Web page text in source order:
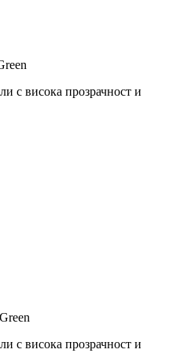
с висока прозрачност и
с висока прозрачност и